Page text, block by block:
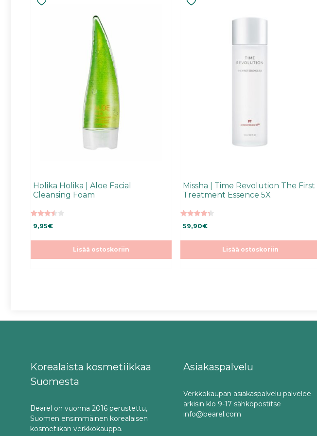
Holika Holika | Aloe Facial
Cleansing Foam
5:stä
9,95€
Lisää ostoskoriin
Missha | Time Revolution The First
Treatment Essence 5X
5:stä
59,90€
Lisää ostoskoriin
Korealaista kosmetiikkaa
Suomesta
Bearel on vuonna 2016 perustettu,
Suomen ensimmäinen korealaisen
kosmetiikan verkkokauppa.
Asiakaspalvelu
Verkkokaupan asiakaspalvelu palvelee
arkisin klo 9-17 sähköpostitse
info@bearel.com